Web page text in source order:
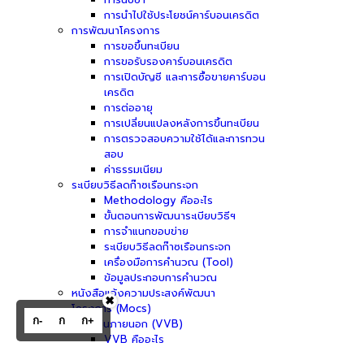
การนำไปใช้ประโยชน์คาร์บอนเครดิต
การพัฒนาโครงการ
การขอขึ้นทะเบียน
การขอรับรองคาร์บอนเครดิต
การเปิดบัญชี และการซื้อขายคาร์บอน
เครดิต
การต่ออายุ
การเปลี่ยนแปลงหลังการขึ้นทะเบียน
การตรวจสอบความใช้ได้และการทวน
สอบ
ค่าธรรมเนียม
ระเบียบวิธีลดก๊าซเรือนกระจก
Methodology คืออะไร
ขั้นตอนการพัฒนาระเบียบวิธีฯ
การจำแนกขอบข่าย
ระเบียบวิธีลดก๊าซเรือนกระจก
เครื่องมือการคำนวณ (Tool)
ข้อมูลประกอบการคำนวณ
หนังสือแจ้งความประสงค์พัฒนา
โครงการ (Mocs)
ผู้ประเมินภายนอก (VVB)
VVB คืออะไร
ก- ก ก+
✖